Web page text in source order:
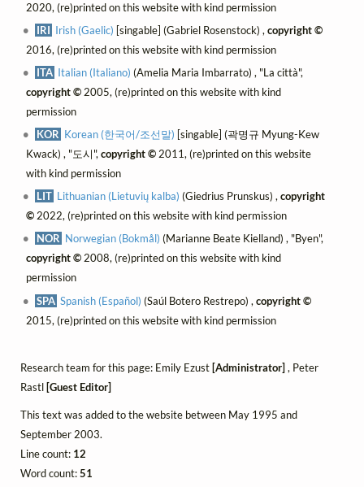
2020, (re)printed on this website with kind permission
IRI Irish (Gaelic) [singable] (Gabriel Rosenstock) ,copyright ©
2016, (re)printed on this website with kind permission
ITA Italian (Italiano) (Amelia Maria Imbarrato) , "La città",
copyright ©2005, (re)printed on this website with kind
permission
KOR Korean (한국어/조선말) [singable] (곽명규 Myung-Kew
Kwack) , "도시",copyright ©2011, (re)printed on this website
with kind permission
LIT Lithuanian (Lietuvių kalba) (Giedrius Prunskus) ,copyright
©2022, (re)printed on this website with kind permission
NOR Norwegian (Bokmål) (Marianne Beate Kielland) , "Byen",
copyright ©2008, (re)printed on this website with kind
permission
SPA Spanish (Español) (Saúl Botero Restrepo) ,copyright ©
2015, (re)printed on this website with kind permission
Research team for this page: Emily Ezust [Administrator] , Peter
Rastl [Guest Editor]
This text was added to the website between May 1995 and
September 2003.
Line count: 12
Word count:51